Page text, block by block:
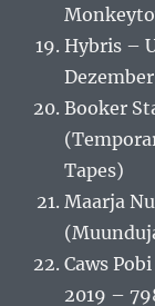
Hybris –
Booker
Tapes)
Maarja
Caws
2019 –